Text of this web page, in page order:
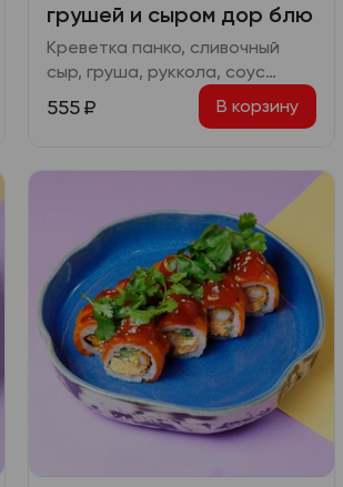
грушей и сыром дор блю
Креветка панко, сливочный
сыр, груша, руккола, соус
унаги, сыр дор-блю, сахар
тростниковый
555 ₽ В корзину